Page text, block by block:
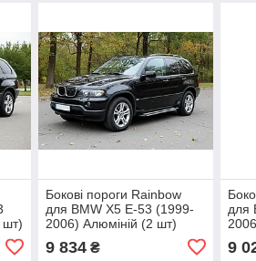
шт)
Бокові пороги Rainbow
для BMW X5 E-53 (1999-
2006) Алюміній (2 шт)
9 834₴
для
9